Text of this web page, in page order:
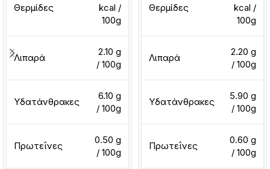
Θερμίδες
kcal /
100g
Λιπαρά
2.10 g
/ 100g
Υδατάνθρακες
6.10 g
/ 100g
Πρωτεΐνες
0.50 g
/ 100g
Θερμίδες
kcal /
100g
Λιπαρά
2.20 g
/ 100g
Υδατάνθρακες
5.90 g
/ 100g
Πρωτεΐνες
0.60 g
/ 100g